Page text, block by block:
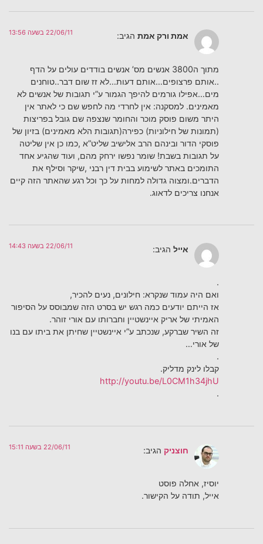
אמת ורק אמת הגיב: 22/06/11 בשעה 13:56
מתוך ה3800 אנשים מס’ אנשים בודדים עולים על הדף
..אותם פרצופים…אותם דעות…לא זז שום דבר..טוחנים
מים…אפילו גורמים להיפך הגמור ע”י תגובות של אנשים לא
מאמינים. למסקנה: אין לחרדי מה לחפש שם כי לאתר אין
היתר משום פוסק מוכר והחומר שנצפה שם גובל בפריצות
(תמונות של חילוניות) כפירה(תגובות הלא מאמינים) בזיון של
פוסקי הדור ובינהם הרב אלישיב שליט”א ,כמו כן אין שליטה
על תגובות בשבת! שומר נפשו ירחק מהם, ועוד שהגיע אחד
התומכים באתר לשימוע בבית דין רבני ,שיקר וסילף את
הדברים.ומצוה גדולה למחות על כך וכל רגע שהאתר הזה קיים
אנחנו צריכים לדאוג.
אייל הגיב: 22/06/11 בשעה 14:43
.
ואם היה עמוד שנקרא: חילונים, נעים להכיר,
אז הייתם יודעים כמה רגש יש בסרט הזה שמבוסס על הסיפור
האמיתי של אריק איינשטיין וחברותו עם אורי זוהר.
זה השיר שברקע, שנכתב ע”י איינשטיין שחיתן את ביתו עם בנו
של אורי…
.
קבלו לינק מדליק.
http://youtu.be/L0CM1h34jhU
.
חוצניק הגיב: 22/06/11 בשעה 15:11
יוסיז, אחלה פוסט
אייל, תודה על הקישור.